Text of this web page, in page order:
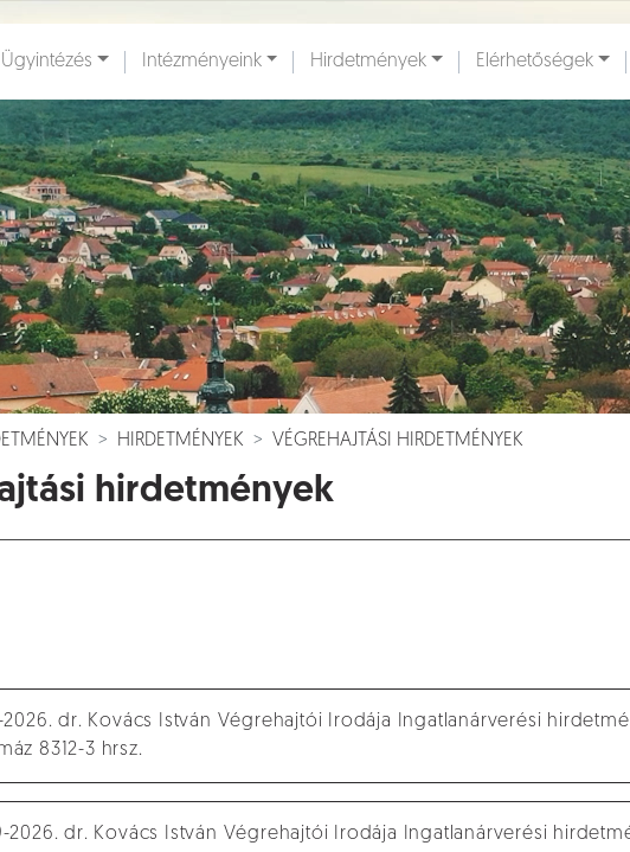
Ügyintézés Intézményeink Hirdetmények Elérhetőségek
HIRDETMÉNYEK VÉGREHAJTÁSI HIRDETMÉNYEK
hirdetmények
2026. dr. Kovács István Végrehajtói Irodája Ingatlanárverési
8312-3 hrsz.
2026. dr. Kovács István Végrehajtói Irodája Ingatlanárverési
] Dokumentumok [] Aloldalak